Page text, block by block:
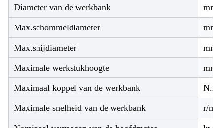
Diameter van de werkbank mm
Max.schommeldiameter mm
Max.snijdiameter mm
Maximale werkstukhoogte mm
Maximaal koppel van de werkbank N.m.
Maximale snelheid van de werkbank r/